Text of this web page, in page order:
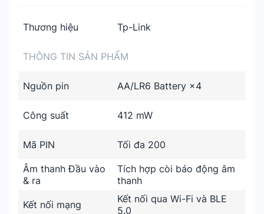
Thương hiệu Tp-Link
THÔNG TIN SẢN PHẨM
Nguồn pin AA/LR6 Battery ×4
Công suất 412 mW
Mã PIN Tối đa 200
Âm thanh Đầu vào
& ra
Tích hợp còi báo động âm
thanh
Kết nối mạng
Kết nối qua Wi-Fi và BLE
5.0